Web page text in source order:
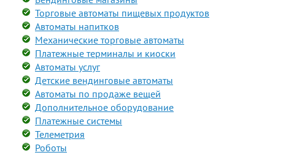
Торговые автоматы пищевых продуктов
Автоматы напитков
Механические торговые автоматы
Платежные терминалы и киоски
Автоматы услуг
Детские вендинговые автоматы
Автоматы по продаже вещей
Дополнительное оборудование
Платежные системы
Телеметрия
Роботы